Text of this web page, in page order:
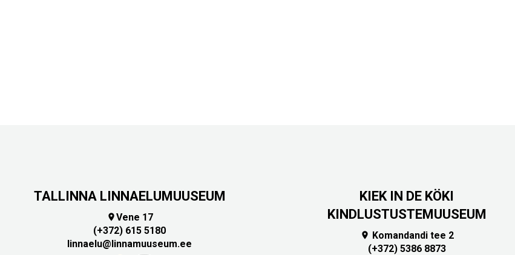
TALLINNA LINNAELUMUUSEUM
Vene 17
(+372) 615 5180
linnaelu@linnamuuseum.ee
KIEK IN DE KÖKI
KINDLUSTUSTEMUUSEUM
 Komandandi tee 2
(+372) 5386 8873